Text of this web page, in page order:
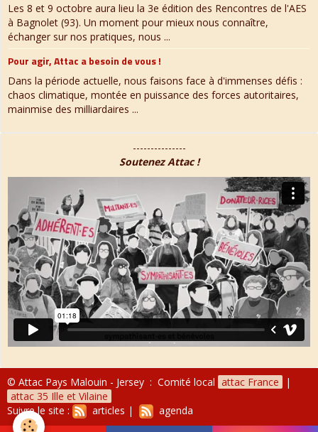
Les 8 et 9 octobre aura lieu la 3e édition des Rencontres de l'AES
à Bagnolet (93). Un moment pour mieux nous connaître,
échanger sur nos pratiques, nous ...
Pour agir, Attac a besoin de vous !
Dans la période actuelle, nous faisons face à d'immenses défis :
chaos climatique, montée en puissance des forces autoritaires,
mainmise des milliardaires ...
---------------
Soutenez Attac !
© Attac Pays Malouin - Jersey : Comité local attac France
|
attac 35 Ille et Vilaine
Suivre le site :
articles | agenda